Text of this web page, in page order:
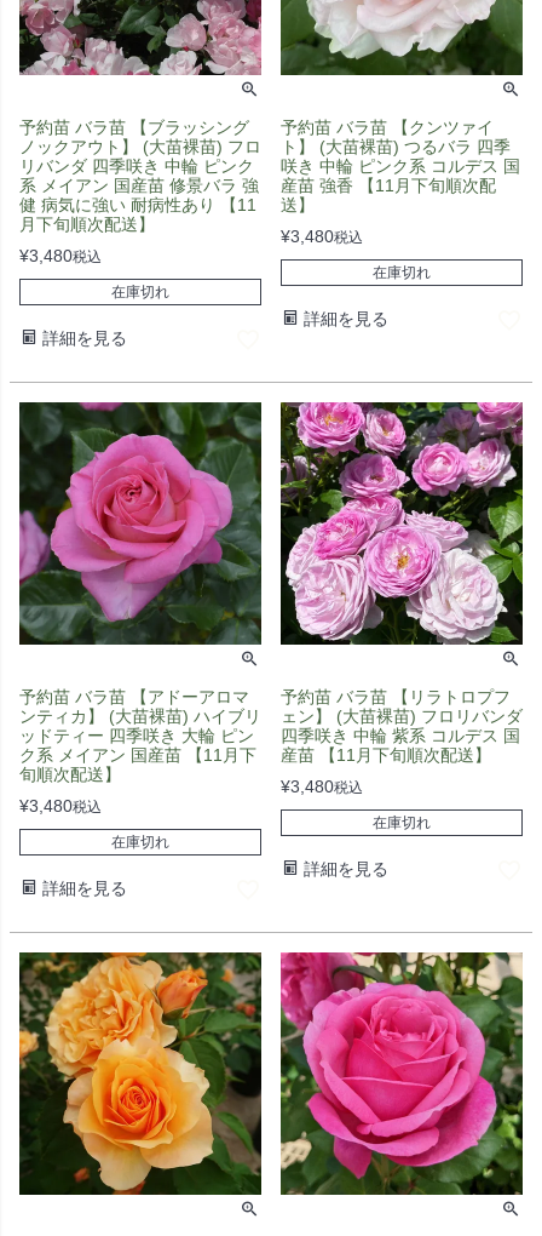
予約苗 バラ苗 【ブラッシング
ノックアウト】 (大苗裸苗) フロ
リバンダ 四季咲き 中輪 ピンク
系 メイアン 国産苗 修景バラ 強
健 病気に強い 耐病性あり 【11
月下旬順次配送】
¥3,480税込
在庫切れ
詳細を見る
予約苗 バラ苗 【クンツァイ
ト】 (大苗裸苗) つるバラ 四季
咲き 中輪 ピンク系 コルデス 国
産苗 強香 【11月下旬順次配
送】
¥3,480税込
在庫切れ
詳細を見る
予約苗 バラ苗 【アドーアロマ
ンティカ】 (大苗裸苗) ハイブリ
ッドティー 四季咲き 大輪 ピン
ク系 メイアン 国産苗 【11月下
旬順次配送】
¥3,480税込
在庫切れ
詳細を見る
予約苗 バラ苗 【リラトロプフ
ェン】 (大苗裸苗) フロリバンダ
四季咲き 中輪 紫系 コルデス 国
産苗 【11月下旬順次配送】
¥3,480税込
在庫切れ
詳細を見る